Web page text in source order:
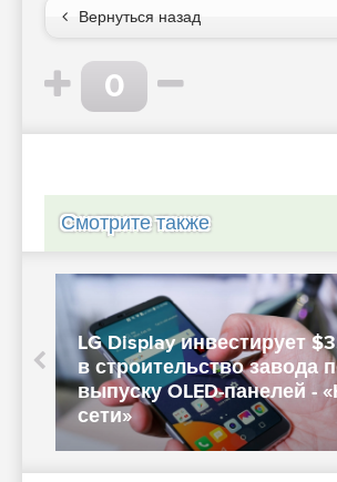
Вернуться назад
0
Смотрите также
LG Display инвестирует
в строительство завода
выпуску OLED-панелей -
сети»